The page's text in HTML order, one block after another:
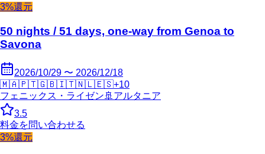
3%還元
50 nights / 51 days, one-way from Genoa to
Savona
2026/10/29 〜 2026/12/18
🇲🇦🇵🇹🇬🇧🇮🇹🇳🇱🇪🇸+10
フェニックス・ライゼン 🚢 アルタニア
3.5
料金を問い合わせる
3%還元